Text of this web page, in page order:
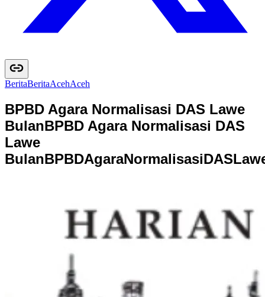
BeritaBeritaAcehAceh
BPBD Agara Normalisasi DAS Lawe
BulanBPBD Agara Normalisasi DAS
Lawe
BulanBPBDAgaraNormalisasiDASLaw